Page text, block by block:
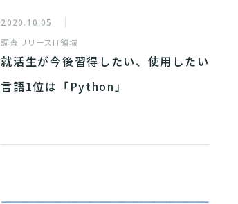
2020.10.05
調査リリースIT領域
就活生が今後習得したい、使用したい
言語1位は「Python」